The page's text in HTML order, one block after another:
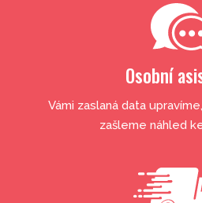
Osobní
Vámi zaslaná data
zašleme náhled